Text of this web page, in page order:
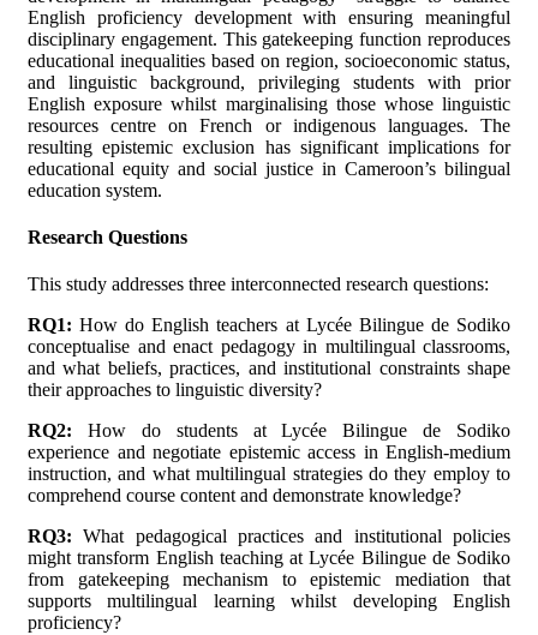
English proficiency development with ensuring meaningful
disciplinary engagement. This gatekeeping function reproduces
educational inequalities based on region, socioeconomic status,
and linguistic background, privileging students with prior
English exposure whilst marginalising those whose linguistic
resources centre on French or indigenous languages. The
resulting epistemic exclusion has significant implications for
educational equity and social justice in Cameroon’s bilingual
education system.
Research Questions
This study addresses three interconnected research questions:
RQ1: How do English teachers at Lycée Bilingue de Sodiko
conceptualise and enact pedagogy in multilingual classrooms,
and what beliefs, practices, and institutional constraints shape
their approaches to linguistic diversity?
RQ2: How do students at Lycée Bilingue de Sodiko
experience and negotiate epistemic access in English-medium
instruction, and what multilingual strategies do they employ to
comprehend course content and demonstrate knowledge?
RQ3: What pedagogical practices and institutional policies
might transform English teaching at Lycée Bilingue de Sodiko
from gatekeeping mechanism to epistemic mediation that
supports multilingual learning whilst developing English
proficiency?